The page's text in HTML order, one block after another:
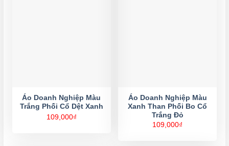
Áo Doanh Nghiệp Màu
Trắng Phối Cổ Dệt Xanh
109,000₫
Áo Doanh Nghiệp Màu
Xanh Than Phối Bo Cổ
Trắng Đỏ
109,000₫